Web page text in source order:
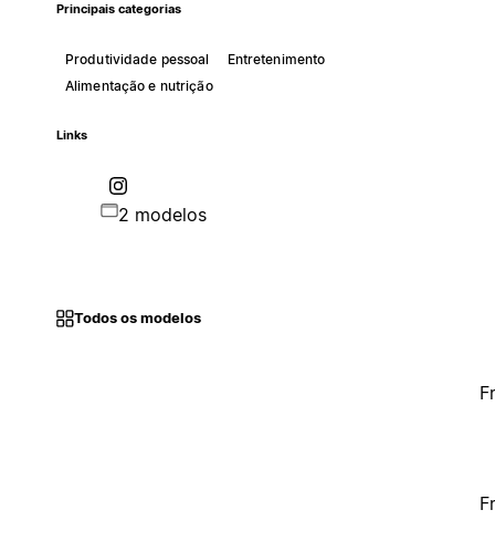
Principais categorias
Produtividade pessoal
Entretenimento
Alimentação e nutrição
Links
2 modelos
Todos os modelos